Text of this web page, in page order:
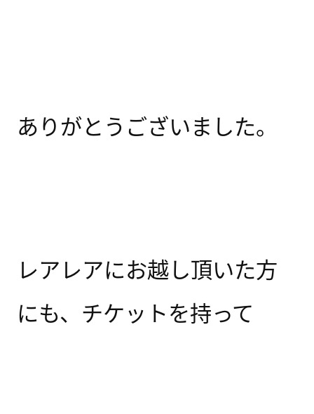
ありがとうございました。
レアレアにお越し頂いた方
にも、チケットを持って